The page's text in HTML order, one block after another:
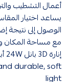
أعمال التشطيب
يساعد اختيار
الوصول إلى نتيجة
مع مساحة المكان
إنارة 3D بانل 24W أبيض دائري الرائد العربي هو DESCRIPTION
durable, soft
light